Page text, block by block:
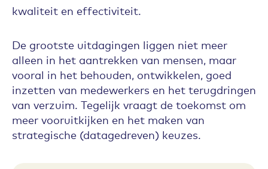
kwaliteit en effectiviteit.
De grootste uitdagingen liggen niet meer
alleen in het aantrekken van mensen, maar
vooral in het behouden, ontwikkelen, goed
inzetten van medewerkers en het terugdringen
van verzuim. Tegelijk vraagt de toekomst om
meer vooruitkijken en het maken van
strategische (datagedreven) keuzes.